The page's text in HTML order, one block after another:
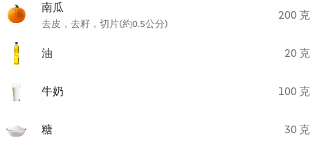
南瓜
去皮，去籽，切片(約0.5公分)
200 克
油 20 克
牛奶 100 克
糖 30 克